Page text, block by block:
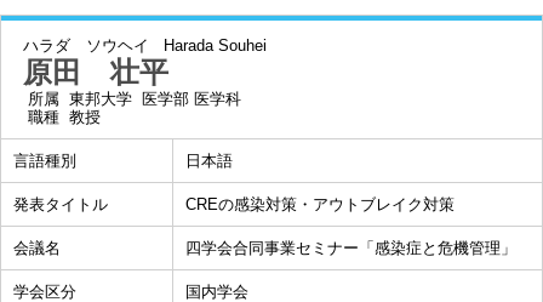
ハラダ ソウヘイ Harada Souhei
原田 壮平
所属 東邦大学 医学部 医学科
職種 教授
言語種別 日本語
発表タイトル CREの感染対策・アウトブレイク対策
会議名 四学会合同事業セミナー「感染症と危機管理」
学会区分 国内学会